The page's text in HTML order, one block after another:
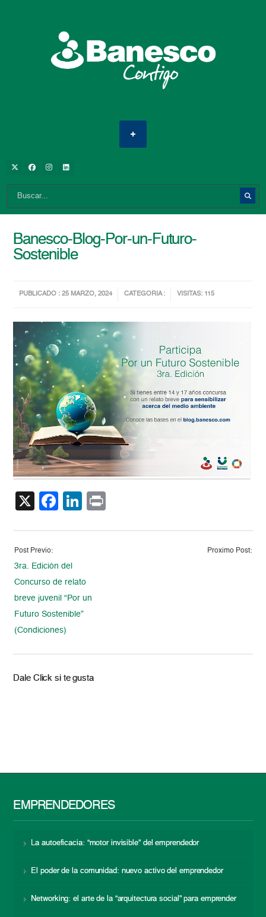
Banesco-Blog-Por-un-Futuro-
Sostenible
PUBLICADO : 25 MARZO, 2024 CATEGORIA : VISITAS: 115
X Facebook
LinkedIn
Post Previo:
3ra. Edición del
Concurso de relato
breve juvenil “Por un
Futuro Sostenible”
(Condiciones)
Proximo Post:
Dale Click si te gusta
EMPRENDEDORES
La autoeficacia: “motor invisible” del emprendedor
El poder de la comunidad: nuevo activo del emprendedor
Networking: el arte de la “arquitectura social” para emprender